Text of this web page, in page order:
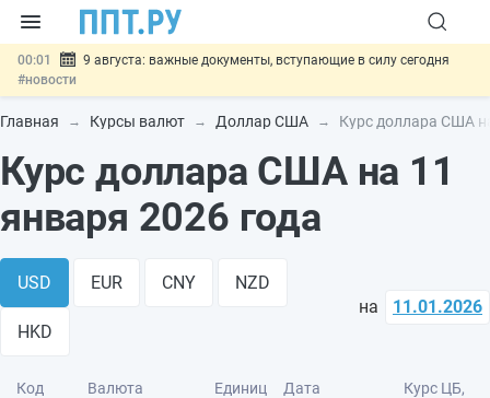
00:01
9 августа: важные документы, вступающие в силу сегодня
#новости
07.08 Подписан закон о блокировке продажи опасных товаров через
«Честный знак»#новости
07.08
Госпошлину за устранение ошибок в документах предлагают
07.08
Важно
Разработают единые критерии трудовых и ГПХ-
отношений#новости
Главная Курсы валют Доллар США Курс доллара США
Курс доллара США на 11
января 2026 года
USD EUR CNY NZD
HKD
на 11.01.2026
Код Валюта Единиц Дата
Курс ЦБ,